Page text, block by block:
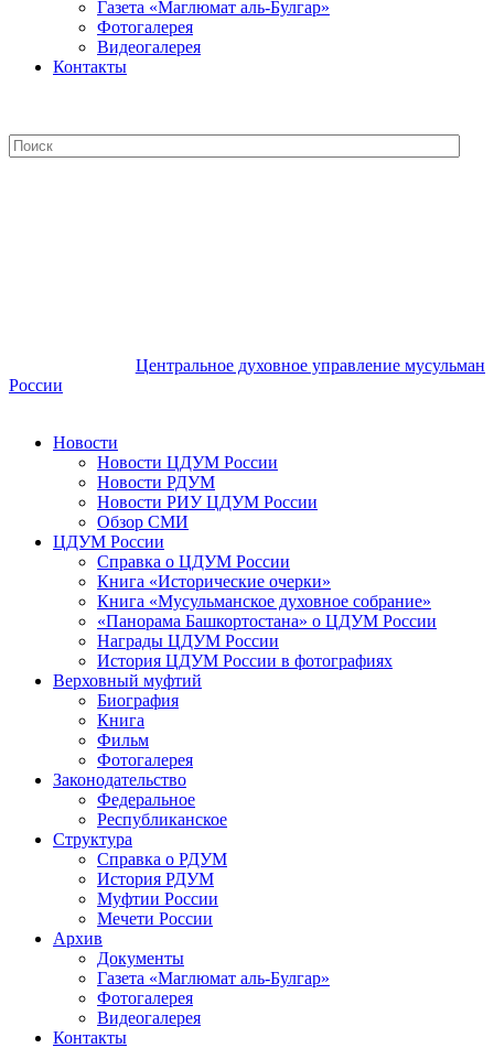
Газета «Маглюмат аль-Булгар»
Фотогалерея
Видеогалерея
Контакты
Центральное духовное управление мусульман
России
Новости
Новости ЦДУМ России
Новости РДУМ
Новости РИУ ЦДУМ России
Обзор СМИ
ЦДУМ России
Справка о ЦДУМ России
Книга «Исторические очерки»
Книга «Мусульманское духовное собрание»
«Панорама Башкортостана» о ЦДУМ России
Награды ЦДУМ России
История ЦДУМ России в фотографиях
Верховный муфтий
Биография
Книга
Фильм
Фотогалерея
Законодательство
Федеральное
Республиканское
Структура
Справка о РДУМ
История РДУМ
Муфтии России
Мечети России
Архив
Документы
Газета «Маглюмат аль-Булгар»
Фотогалерея
Видеогалерея
Контакты